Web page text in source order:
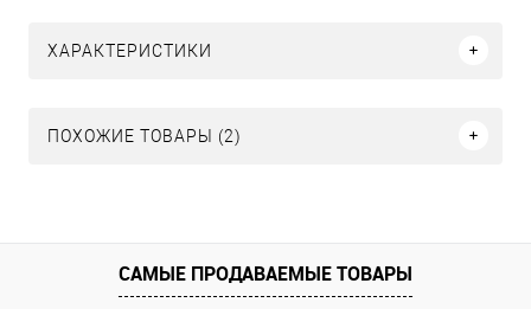
ХАРАКТЕРИСТИКИ
ПОХОЖИЕ ТОВАРЫ (2)
САМЫЕ ПРОДАВАЕМЫЕ ТОВАРЫ